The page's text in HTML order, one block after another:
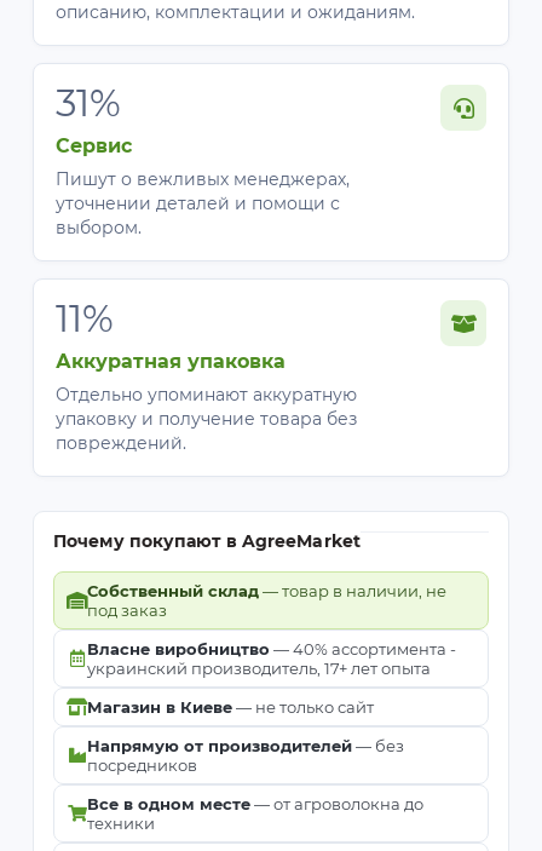
описанию, комплектации и ожиданиям.
31%
Сервис
Пишут о вежливых менеджерах,
уточнении деталей и помощи с
выбором.
11%
Аккуратная упаковка
Отдельно упоминают аккуратную
упаковку и получение товара без
повреждений.
Почему покупают в AgreeMarket
Собственный склад— товар в наличии, не
под заказ
Власне виробництво — 40% ассортимента -
украинский производитель, 17+ лет опыта
Магазин в Киеве— не только сайт
Напрямую от производителей— без
посредников
Все в одном месте— от агроволокна до
техники